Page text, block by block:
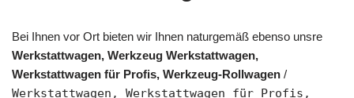
Bei Ihnen vor Ort bieten wir Ihnen naturgemäß ebenso unsre
Werkstattwagen, Werkzeug Werkstattwagen,
Werkstattwagen für Profis, Werkzeug-Rollwagen /
Werkstattwagen, Werkstattwagen für Profis,